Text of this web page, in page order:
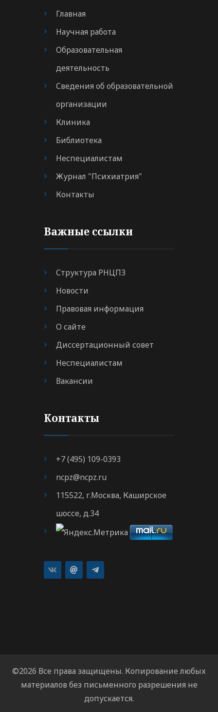
Главная
Научная работа
Образовательная
деятельность
Сведения об образовательной
организации
Клиника
Библиотека
Неспециалистам
Журнал "Психиатрия"
Контакты
Важные ссылки
Структура РНЦПЗ
Новости
Правовая информация
О сайте
Диссертационный совет
Неспециалистам
Вакансии
Контакты
+7 (495) 109-0393
ncpz@ncpz.ru
115522, г.Москва, Каширское
шоссе, д.34
©2026 Все права защищены. Копирование любых
материалов без письменного разрешения не
допускается.